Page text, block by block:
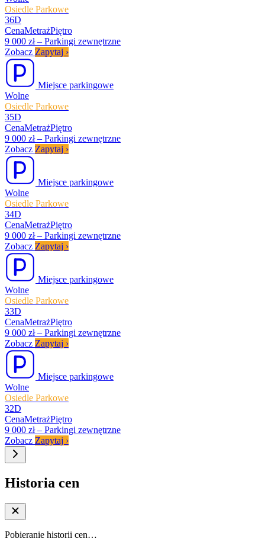
Osiedle Parkowe
36D
CenaMetrażPiętro
9 000 zł – Parkingi zewnętrzne
Zobacz Zapytaj ›
Miejsce parkingowe
Wolne
Osiedle Parkowe
35D
CenaMetrażPiętro
9 000 zł – Parkingi zewnętrzne
Zobacz Zapytaj ›
Miejsce parkingowe
Wolne
Osiedle Parkowe
34D
CenaMetrażPiętro
9 000 zł – Parkingi zewnętrzne
Zobacz Zapytaj ›
Miejsce parkingowe
Wolne
Osiedle Parkowe
33D
CenaMetrażPiętro
9 000 zł – Parkingi zewnętrzne
Zobacz Zapytaj ›
Miejsce parkingowe
Wolne
Osiedle Parkowe
32D
CenaMetrażPiętro
9 000 zł – Parkingi zewnętrzne
Zobacz Zapytaj ›
Historia cen
Pobieranie historii cen…